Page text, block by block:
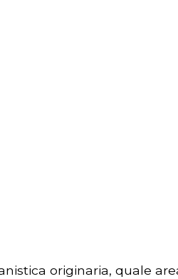
originaria, quale